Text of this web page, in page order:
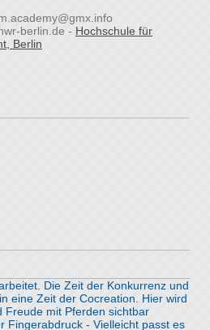
berlin.de - Hochschule für
Berlin
Die Zeit der Konkurrenz und
eine Zeit der Cocreation. Hier wird
Freude mit Pferden sichtbar
Fingerabdruck - Vielleicht passt es